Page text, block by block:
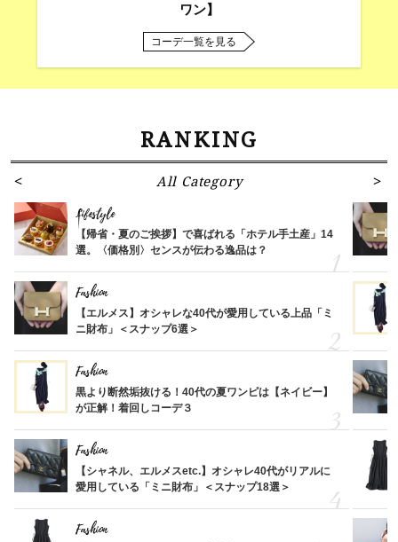
ワン】
コーデ一覧を見る
RANKING
All Category
Lifestyle
【帰省・夏のご挨拶】で喜ばれる「ホテル手土産」14
選。〈価格別〉センスが伝わる逸品は？
Fashion
【エルメス】オシャレな40代が愛用している上品「ミ
ニ財布」＜スナップ6選＞
Fashion
黒より断然垢抜ける！40代の夏ワンピは【ネイビー】
が正解！着回しコーデ３
Fashion
【シャネル、エルメスetc.】オシャレ40代がリアルに
愛用している「ミニ財布」＜スナップ18選＞
Fashion